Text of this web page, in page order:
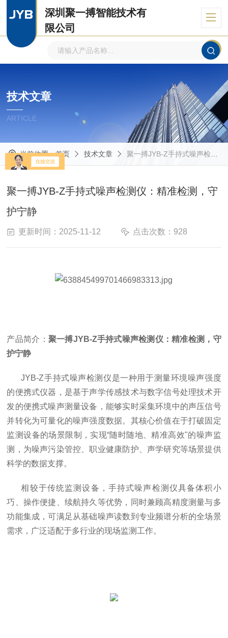
深圳聚一搏智能技术有
限公司
技术文章
ARTICLE
当前位置：首页 技术文章 聚一搏JYB-Z手持式噪声检测仪：精准检测，守护宁静
聚一搏JYB-Z手持式噪声检测仪：精准检测，守
护宁静
更新时间：2025-11-12 点击次数：928
产品简介： 聚一搏JYB-Z手持式噪声检测仪：精准检测，守
护宁静
JYB-Z手持式噪声检测仪是一种用于测量环境噪声强度
的便携式仪器，是基于声学传感技术与数字信号处理技术开
发的便携式噪声测量设备，能够实时采集环境中的声压信号
并转化为可量化的噪声强度数据。其核心价值在于打破固定
监测设备的场景限制，实现“随时随地、精准高效"的噪声监
测，为噪声污染管控、职业健康防护、声学研究等场景提供
科学的数据支撑。
相较于传统监测设备，手持式噪声检测仪具备体积小
巧、操作便捷、续航持久等优势，同时兼顾高精度测量与多
功能集成，可满足从基础噪声读数到专业频谱分析的全场景
需求，广泛适配于多行业的现场监测工作。